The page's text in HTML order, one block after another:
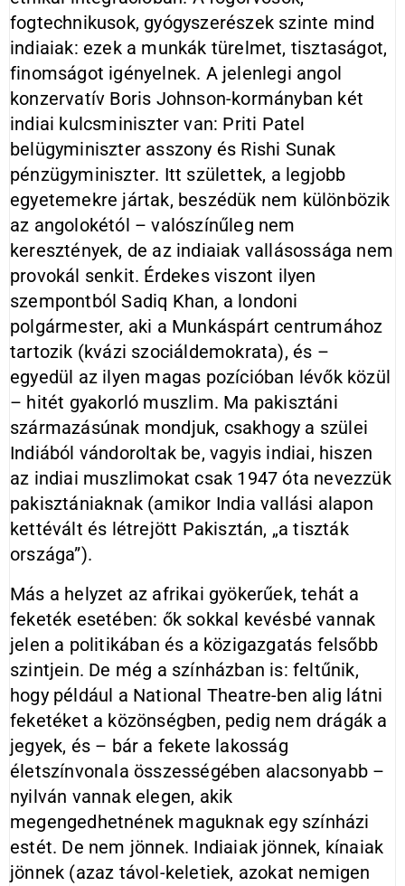
fogtechnikusok, gyógyszerészek szinte mind
indiaiak: ezek a munkák türelmet, tisztaságot,
finomságot igényelnek. A jelenlegi angol
konzervatív Boris Johnson-kormányban két
indiai kulcsminiszter van: Priti Patel
belügyminiszter asszony és Rishi Sunak
pénzügyminiszter. Itt születtek, a legjobb
egyetemekre jártak, beszédük nem különbözik
az angolokétól – valószínűleg nem
keresztények, de az indiaiak vallásossága nem
provokál senkit. Érdekes viszont ilyen
szempontból Sadiq Khan, a londoni
polgármester, aki a Munkáspárt centrumához
tartozik (kvázi szociáldemokrata), és –
egyedül az ilyen magas pozícióban lévők közül
– hitét gyakorló muszlim. Ma pakisztáni
származásúnak mondjuk, csakhogy a szülei
Indiából vándoroltak be, vagyis indiai, hiszen
az indiai muszlimokat csak 1947 óta nevezzük
pakisztániaknak (amikor India vallási alapon
kettévált és létrejött Pakisztán, „a tiszták
országa”).
Más a helyzet az afrikai gyökerűek, tehát a
feketék esetében: ők sokkal kevésbé vannak
jelen a politikában és a közigazgatás felsőbb
szintjein. De még a színházban is: feltűnik,
hogy például a National Theatre-ben alig látni
feketéket a közönségben, pedig nem drágák a
jegyek, és – bár a fekete lakosság
életszínvonala összességében alacsonyabb –
nyilván vannak elegen, akik
megengedhetnének maguknak egy színházi
estét. De nem jönnek. Indiaiak jönnek, kínaiak
jönnek (azaz távol-keletiek, azokat nemigen